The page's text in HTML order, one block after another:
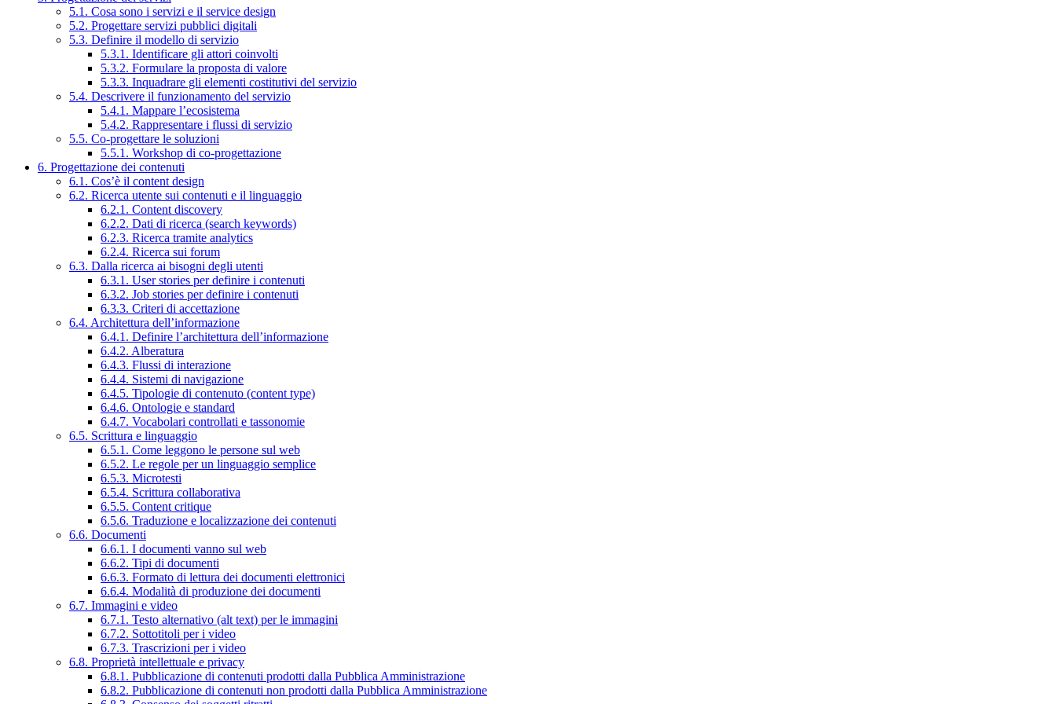
5.1. Cosa sono i servizi e il service design
5.2. Progettare servizi pubblici digitali
5.3. Definire il modello di servizio
5.3.1. Identificare gli attori coinvolti
5.3.2. Formulare la proposta di valore
5.3.3. Inquadrare gli elementi costitutivi del servizio
5.4. Descrivere il funzionamento del servizio
5.4.1. Mappare l’ecosistema
5.4.2. Rappresentare i flussi di servizio
5.5. Co-progettare le soluzioni
5.5.1. Workshop di co-progettazione
6. Progettazione dei contenuti
6.1. Cos’è il content design
6.2. Ricerca utente sui contenuti e il linguaggio
6.2.1. Content discovery
6.2.2. Dati di ricerca (search keywords)
6.2.3. Ricerca tramite analytics
6.2.4. Ricerca sui forum
6.3. Dalla ricerca ai bisogni degli utenti
6.3.1. User stories per definire i contenuti
6.3.2. Job stories per definire i contenuti
6.3.3. Criteri di accettazione
6.4. Architettura dell’informazione
6.4.1. Definire l’architettura dell’informazione
6.4.2. Alberatura
6.4.3. Flussi di interazione
6.4.4. Sistemi di navigazione
6.4.5. Tipologie di contenuto (content type)
6.4.6. Ontologie e standard
6.4.7. Vocabolari controllati e tassonomie
6.5. Scrittura e linguaggio
6.5.1. Come leggono le persone sul web
6.5.2. Le regole per un linguaggio semplice
6.5.3. Microtesti
6.5.4. Scrittura collaborativa
6.5.5. Content critique
6.5.6. Traduzione e localizzazione dei contenuti
6.6. Documenti
6.6.1. I documenti vanno sul web
6.6.2. Tipi di documenti
6.6.3. Formato di lettura dei documenti elettronici
6.6.4. Modalità di produzione dei documenti
6.7. Immagini e video
6.7.1. Testo alternativo (alt text) per le immagini
6.7.2. Sottotitoli per i video
6.7.3. Trascrizioni per i video
6.8. Proprietà intellettuale e privacy
6.8.1. Pubblicazione di contenuti prodotti dalla Pubblica Amministrazione
6.8.2. Pubblicazione di contenuti non prodotti dalla Pubblica Amministrazione